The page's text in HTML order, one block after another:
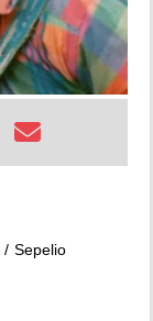
Sepelio